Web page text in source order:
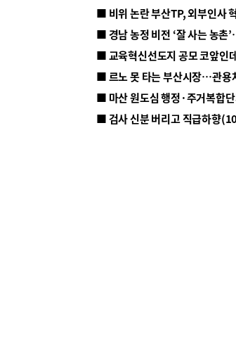
■ 비위 논란 부산TP, 외부인사
■ 르노 못 타는 부산시장…관용
■ 마산 원도심 행정·주거복합